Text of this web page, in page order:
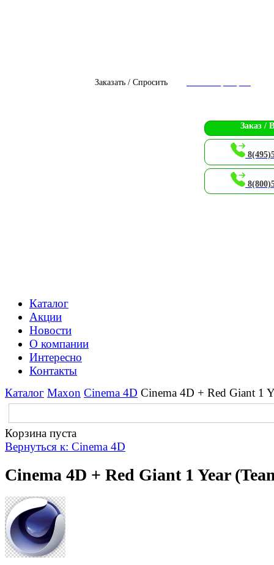
Заказать / Спросить
Заказ /
Каталог
Акции
Новости
О компании
Интересно
Контакты
Каталог Maxon Cinema 4D Cinema 4D + Red Giant 1
Корзина пуста
Вернуться к: Cinema 4D
Cinema 4D + Red Giant 1 Year